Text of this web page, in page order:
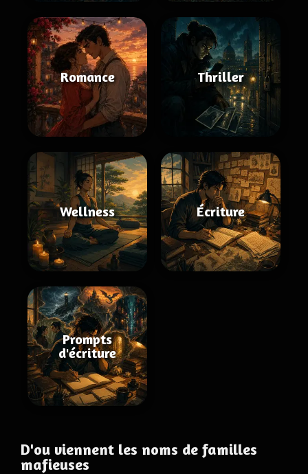
Romance Thriller
Wellness Écriture
Prompts
d'écriture
D'ou viennent les noms de familles
mafieuses